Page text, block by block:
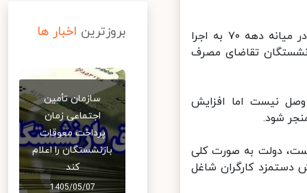
حیدری نتیجه این وضعیت تکرار همان رویه‌ای تعدیل ساختاری است که در میانه دهه ۷۰ به اجرا
تقاضای مصرف
نیست اما افزایش
شود.
دولت به صورت کلی
کارگران شاغل
بروزترین اخبار ها
سازمان تأمین
اجتماعی زمان
پرداخت معوقات
بازنشستگان را اعلام
کند
1405/05/07